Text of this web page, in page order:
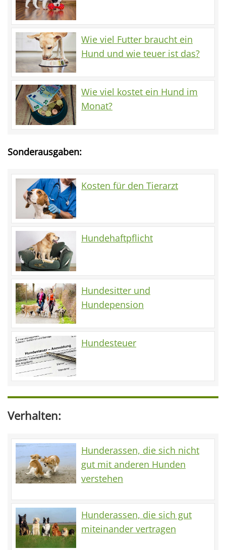
Wie viel Futter braucht ein
Hund und wie teuer ist das?
Wie viel kostet ein Hund im
Monat?
Sonderausgaben:
Kosten für den Tierarzt
Hundehaftpflicht
Hundesitter und
Hundepension
Hundesteuer
Verhalten:
Hunderassen, die sich nicht
gut mit anderen Hunden
verstehen
Hunderassen, die sich gut
miteinander vertragen